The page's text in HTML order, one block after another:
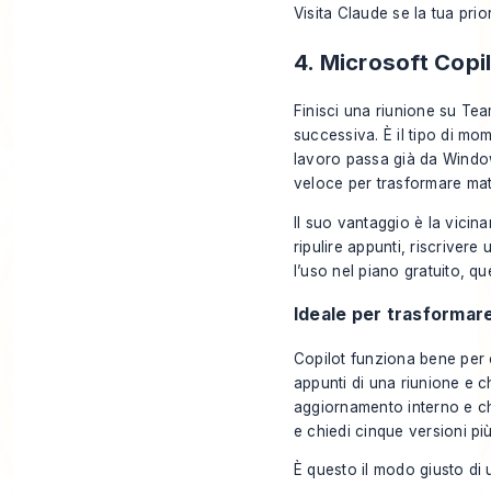
Visita Claude se la tua
4. Microsoft
Finisci una riunione su
successiva. È il tipo di
lavoro passa già da
veloce per trasformare
Il suo vantaggio è la
ripulire appunti, riscrivere
l’uso nel piano gratuito,
Ideale per
Copilot funziona bene per
appunti di una riunione e
aggiornamento interno e
e chiedi cinque versioni
È questo il modo giusto di